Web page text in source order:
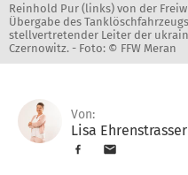
Reinhold Pur (links) von der
Übergabe des
stellvertretender Leiter der
Czernowitz. - Foto: © FFW Meran
Von:
Lisa Ehrenstrasser